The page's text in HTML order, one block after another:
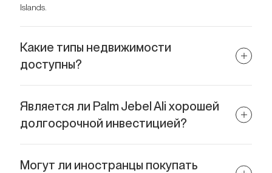
Islands.
Какие типы недвижимости
доступны?
таунхаусы, земельные участки под застройку.
Является ли Palm Jebel Ali хорошей
долгосрочной инвестицией?
стратегическому расположению и бренду девелопера.
Могут ли иностранцы покупать